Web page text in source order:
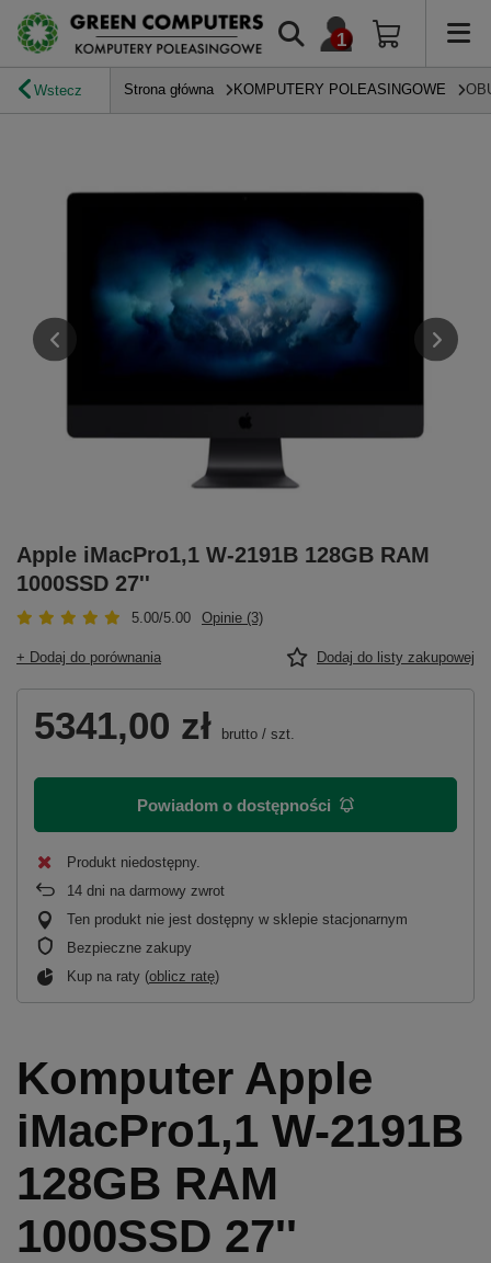
Wstecz Strona główna KOMPUTERY POLEASINGOWE
Apple iMacPro1,1 W-2191B 128GB RAM
1000SSD 27''
5.00/5.00 Opinie (3)
+ Dodaj do porównania Dodaj do listy zakupowej
5341,00 zł brutto / szt.
Powiadom o dostępności
Produkt niedostępny
14 dni na darmowy zwrot
Ten produkt nie jest dostępny w sklepie stacjonarnym
Bezpieczne zakupy
Kup na raty (oblicz ratę)
Komputer Apple
iMacPro1,1 W-2191B
128GB RAM
1000SSD 27''